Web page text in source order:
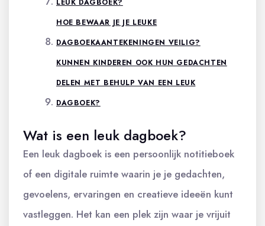
LEUK DAGBOEK?
HOE BEWAAR JE JE LEUKE
DAGBOEKAANTEKENINGEN VEILIG?
KUNNEN KINDEREN OOK HUN GEDACHTEN
DELEN MET BEHULP VAN EEN LEUK
DAGBOEK?
Wat is een leuk dagboek?
Een leuk dagboek is een persoonlijk notitieboek
of een digitale ruimte waarin je je gedachten,
gevoelens, ervaringen en creatieve ideeën kunt
vastleggen. Het kan een plek zijn waar je vrijuit